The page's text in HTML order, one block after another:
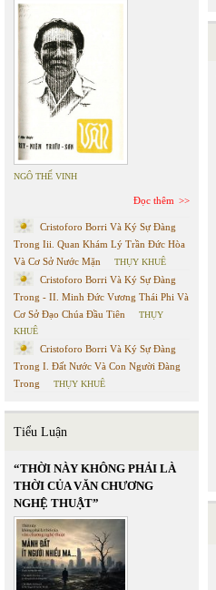
NGÔ THẾ VINH
Đọc thêm
Cristoforo Borri Và Ký Sự Đàng
Trong Iii. Quan Khám Lý Trần Đức Hòa
Và Cơ Sở Nước Mặn
THỤY KHUÊ
Cristoforo Borri Và Ký Sự Đàng
Trong - II. Minh Đức Vương Thái Phi Và
Cơ Sở Đạo Chúa Đầu Tiên
THỤY
KHUÊ
Cristoforo Borri Và Ký Sự Đàng
Trong I. Đất Nước Và Con Người Đàng
Trong
THỤY KHUÊ
Tiểu Luận
“THỜI NÀY KHÔNG PHẢI LÀ
THỜI CỦA VĂN CHƯƠNG
NGHỆ THUẬT”